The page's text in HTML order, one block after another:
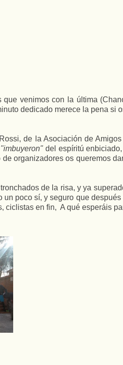
que venimos con la última
dedicado merece la pena si
de la Asociación de
"imbuyeron"del espíritú
organizadores os queremos
de la risa, y ya
poco sí, y seguro que
en fin, A qué esperáis